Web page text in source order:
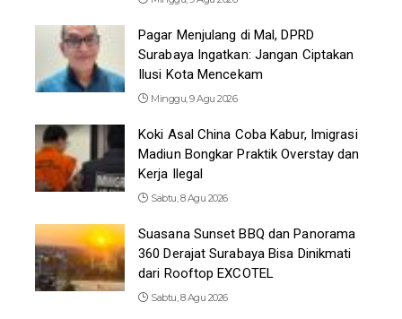
Pagar Menjulang di Mal, DPRD
Surabaya Ingatkan: Jangan Ciptakan
Ilusi Kota Mencekam
Minggu, 9 Agu 2026
Koki Asal China Coba Kabur, Imigrasi
Madiun Bongkar Praktik Overstay dan
Kerja Ilegal
Sabtu, 8 Agu 2026
Suasana Sunset BBQ dan Panorama
360 Derajat Surabaya Bisa Dinikmati
dari Rooftop EXCOTEL
Sabtu, 8 Agu 2026